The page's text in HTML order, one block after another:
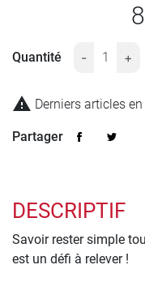
Quantité - +
 Derniers articles
Partager
DESCRIPTIF
Savoir rester simple
est un défi à relever !